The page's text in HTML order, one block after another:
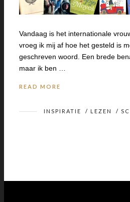
Vandaag is het internationale
vroeg ik mij af hoe het gesteld is
geschreven woord. Een brede
maar ik ben …
READ MORE
INSPIRATIE / LEZEN /